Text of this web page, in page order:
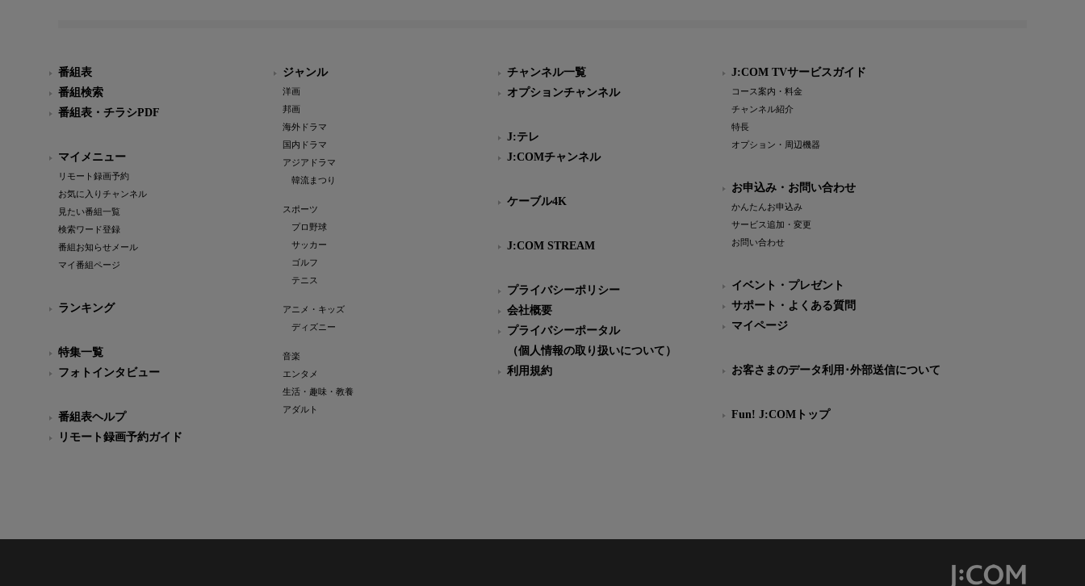
番組表
番組検索
番組表・チラシPDF
マイメニュー
リモート録画予約
お気に入りチャンネル
見たい番組一覧
検索ワード登録
番組お知らせメール
マイ番組ページ
ランキング
特集一覧
フォトインタビュー
番組表ヘルプ
リモート録画予約ガイド
ジャンル
洋画
邦画
海外ドラマ
国内ドラマ
アジアドラマ
韓流まつり
スポーツ
プロ野球
サッカー
ゴルフ
テニス
アニメ・キッズ
ディズニー
音楽
エンタメ
生活・趣味・教養
アダルト
チャンネル一覧
オプションチャンネル
J:テレ
J:COMチャンネル
ケーブル4K
J:COM STREAM
プライバシーポリシー
会社概要
プライバシーポータル
（個人情報の取り扱いについて）
利用規約
J:COM TVサービスガイド
コース案内・料金
チャンネル紹介
特長
オプション・周辺機器
お申込み・お問い合わせ
かんたんお申込み
サービス追加・変更
お問い合わせ
イベント・プレゼント
サポート・よくある質問
マイページ
お客さまのデータ利用･外部送信について
Fun! J:COMトップ